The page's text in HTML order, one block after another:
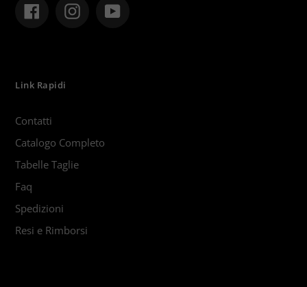
FacebookInstagram
Link Rapidi
Contatti
Catalogo Completo
Tabelle Taglie
Faq
Spedizioni
Resi e Rimborsi